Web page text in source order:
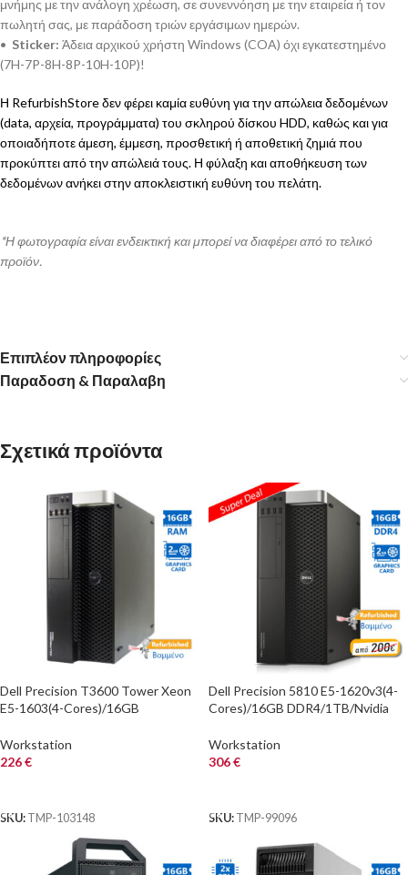
μνήμης με την ανάλογη χρέωση, σε συνεννόηση με την εταιρεία ή τον
πωλητή σας, με παράδοση τριών εργάσιμων ημερών.
• Sticker: Άδεια αρχικού χρήστη Windows (COA) όχι εγκατεστημένο
(7H-7P-8H-8P-10H-10P)!
Η RefurbishStore δεν φέρει καμία ευθύνη για την απώλεια δεδομένων
(data, αρχεία, προγράμματα) του σκληρού δίσκου HDD, καθώς και για
οποιαδήποτε άμεση, έμμεση, προσθετική ή αποθετική ζημιά που
προκύπτει από την απώλειά τους. Η φύλαξη και αποθήκευση των
δεδομένων ανήκει στην αποκλειστική ευθύνη του πελάτη.
*Η φωτογραφία είναι ενδεικτική και μπορεί να διαφέρει από το τελικό
προϊόν.
Επιπλέον πληροφορίες
Παραδοση & Παραλαβη
Σχετικά προϊόντα
Dell Precision T3600 Tower Xeon
E5-1603(4-Cores)/16GB
Grade A+ Workstatio
Workstation
226€
SKU: TMP-103148
Dell Precision 5810 E5-1620v3(4-
Cores)/16GB DDR4/1TB/Nvidia
Workstation Refurbis
Workstation
306€
SKU: TMP-99096